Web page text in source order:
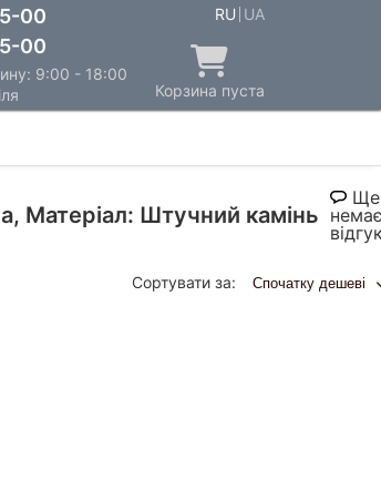
00
00
9:00 - 18:00
RU UA
Корзина пуста
Матеріал: Штучний камінь
Ще
Сортувати за: Спочатку дешеві